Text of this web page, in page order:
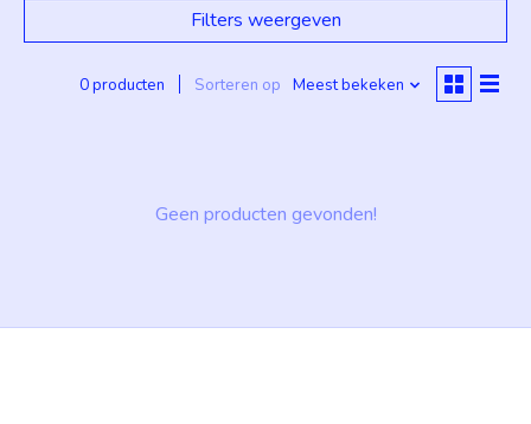
Filters weergeven
0 producten Sorteren op Meest bekeken
Geen producten gevonden!